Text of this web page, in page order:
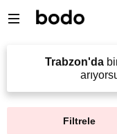
Trabzon'da
Filtrele